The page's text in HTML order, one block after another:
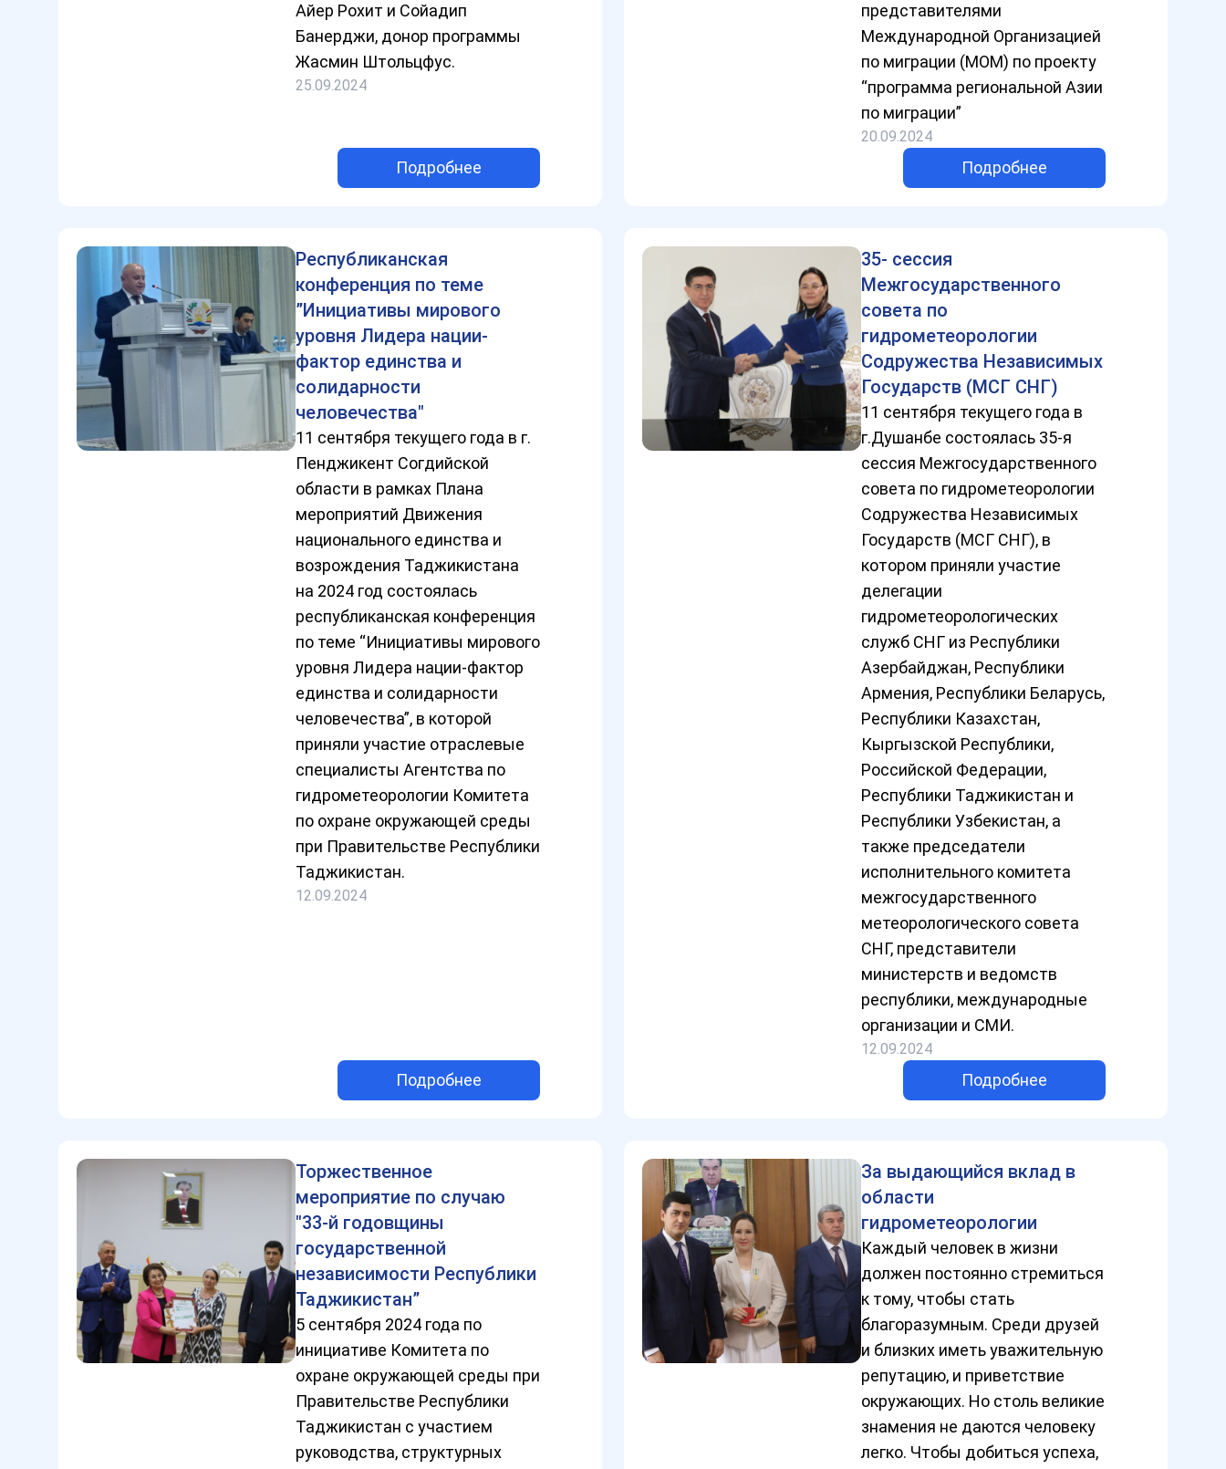
Айер Рохит и Сойадип
Банерджи, донор программы
Жасмин Штольцфус.
25.09.2024
Подробнее
представителями
Международной Организацией
по миграции (МОМ) по проекту
“программа региональной Азии
по миграции”
20.09.2024
Подробнее
Республиканская
конференция по теме
”Инициативы мирового
уровня Лидера нации-
фактор единства и
солидарности
человечества"
11 сентября текущего года в г.
Пенджикент Согдийской
области в рамках Плана
мероприятий Движения
национального единства и
возрождения Таджикистана
на 2024 год состоялась
республиканская конференция
по теме “Инициативы мирового
уровня Лидера нации-фактор
единства и солидарности
человечества”, в которой
приняли участие отраслевые
специалисты Агентства по
гидрометеорологии Комитета
по охране окружающей среды
при Правительстве Республики
Таджикистан.
12.09.2024
Подробнее
35- сессия
Межгосударственного
совета по
гидрометеорологии
Содружества Независимых
Государств (МСГ СНГ)
11 сентября текущего года в
г.Душанбе состоялась 35-я
сессия Межгосударственного
совета по гидрометеорологии
Содружества Независимых
Государств (МСГ СНГ), в
котором приняли участие
делегации
гидрометеорологических
служб СНГ из Республики
Азербайджан, Республики
Армения, Республики Беларусь,
Республики Казахстан,
Кыргызской Республики,
Российской Федерации,
Республики Таджикистан и
Республики Узбекистан, а
также председатели
исполнительного комитета
межгосударственного
метеорологического совета
СНГ, представители
министерств и ведомств
республики, международные
организации и СМИ.
12.09.2024
Подробнее
Торжественное
мероприятие по случаю
"33-й годовщины
государственной
независимости Республики
Таджикистан”
5 сентября 2024 года по
инициативе Комитета по
охране окружающей среды при
Правительстве Республики
Таджикистан с участием
руководства, структурных
За выдающийся вклад в
области
гидрометеорологии
Каждый человек в жизни
должен постоянно стремиться
к тому, чтобы стать
благоразумным. Среди друзей
и близких иметь уважительную
репутацию, и приветствие
окружающих. Но столь великие
знамения не даются человеку
легко. Чтобы добиться успеха,